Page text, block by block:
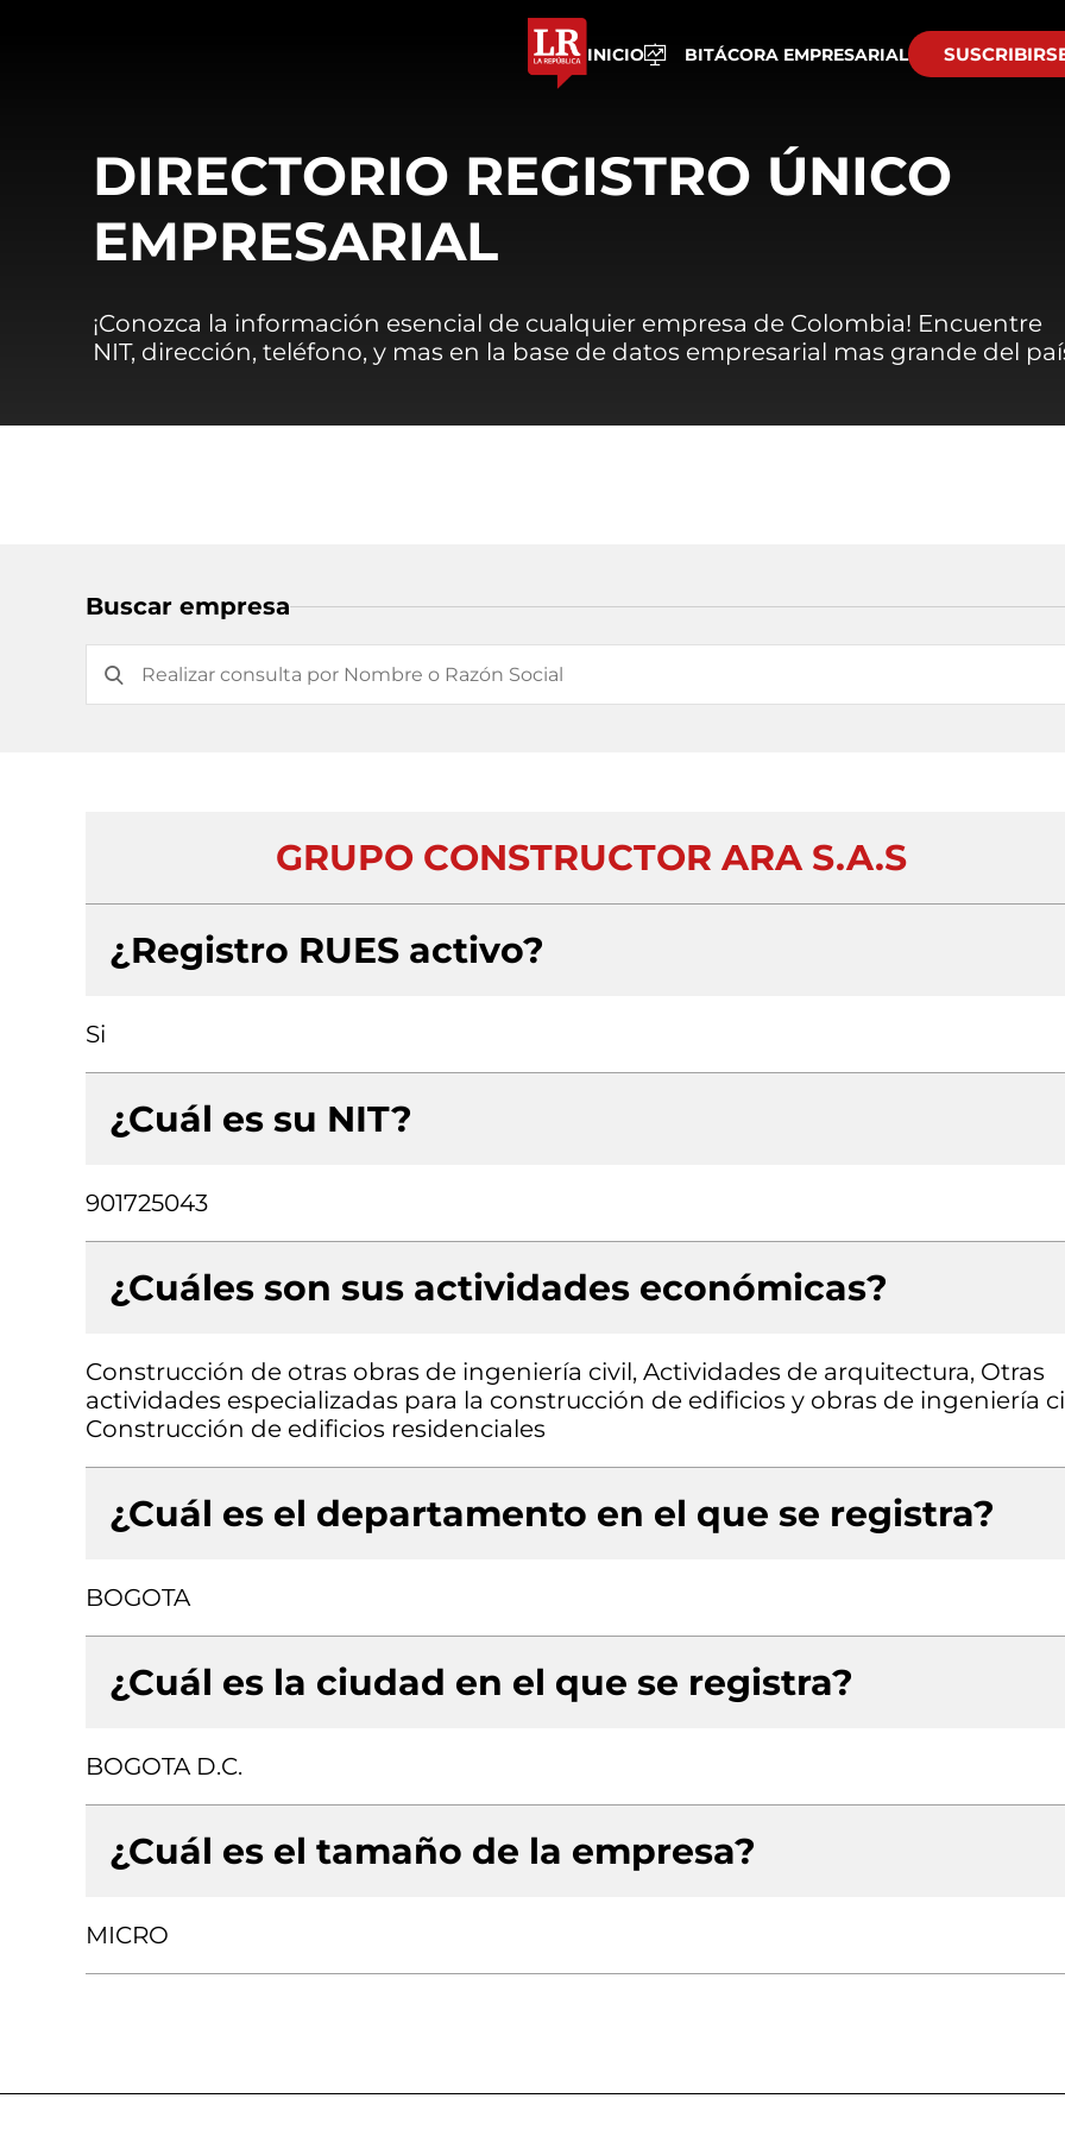
INICIO BITÁCORA EMPRESARIAL
DIRECTORIO REGISTRO ÚNICO
EMPRESARIAL
¡Conozca la información esencial de cualquier empresa de Colombia! Encuentre
NIT, dirección, teléfono, y mas en la base de datos empresarial mas grande del
Buscar empresa
GRUPO CONSTRUCTOR ARA S.A.S
¿Registro RUES activo?
Si
¿Cuál es su NIT?
901725043
¿Cuáles son sus actividades económicas?
Construcción de otras obras de ingeniería civil, Actividades de arquitectura, Otras
actividades especializadas para la construcción de edificios y obras de ingeniería
Construcción de edificios residenciales
¿Cuál es el departamento en el que se registra?
BOGOTA
¿Cuál es la ciudad en el que se registra?
BOGOTA D.C.
¿Cuál es el tamaño de la empresa?
MICRO